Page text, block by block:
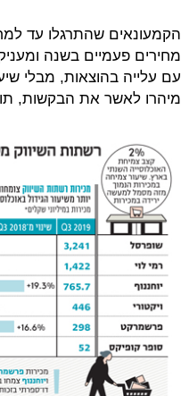
מחירים פעמיים בשנה
עם עלייה בהוצאות, מבלי
מיהרו לאשר את הבקשות,